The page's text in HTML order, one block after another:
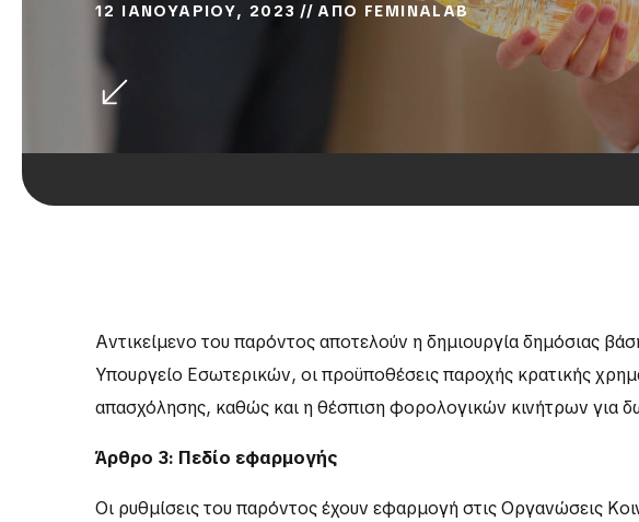
12 ΙΑΝΟΥΑΡΙΟΥ, 2023 ΑΠΟ FEMINALAB
Αντικείμενο του παρόντος αποτελούν η δημιουργία δημόσιας
Υπουργείο Εσωτερικών, οι προϋποθέσεις παροχής κρατικής
απασχόλησης, καθώς και η θέσπιση φορολογικών κινήτρων
Άρθρο 3: Πεδίο εφαρμογής
Οι ρυθμίσεις του παρόντος έχουν εφαρμογή στις Οργανώσεις